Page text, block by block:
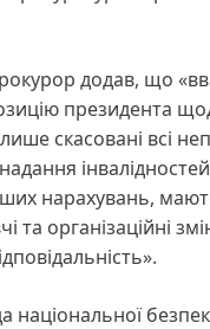
додав, що
президента
скасовані всі
нарахувань,
та організаційні
національної